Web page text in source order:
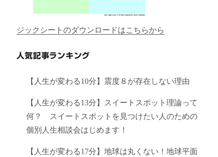
ジックシートのダウンロードはこちらから
人気記事ランキング
【人生が変わる10分】震度８が存在しない理由
【人生が変わる13分】スイートスポット理論って
何？ スイートスポットを見つけたい人のための
個別人生相談会はじめます！
【人生が変わる17分】地球は丸くない！地球平面